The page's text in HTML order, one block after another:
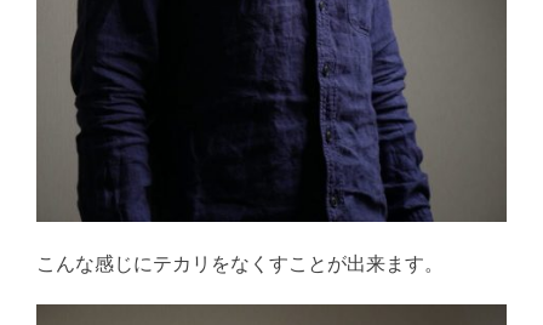
こんな感じにテカリをなくすことが出来ます。